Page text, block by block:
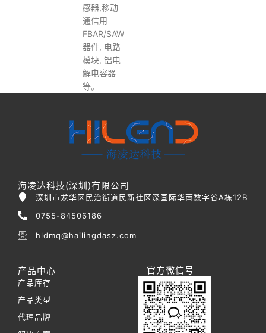
感器,移动
通信用
FBAR/SAW
器件, 电路
模块, 铝电
解电容器
等。
海凌达科技(深圳)有限公司
深圳市龙华区民治街道民新社区深国际华南数字谷A栋12B
0755-84506186
hldmq@hailingdasz.com
产品中心
产品库存
产品类型
代理品牌
官方微信号